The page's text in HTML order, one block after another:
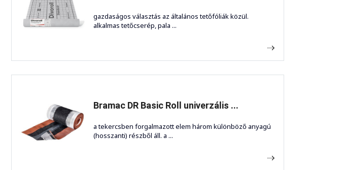
gazdaságos választás az általános tetőfóliák közül.
alkalmas tetőcserép, pala ...
Bramac DR Basic Roll univerzális ...
a tekercsben forgalmazott elem három különböző anyagú
(hosszanti) részből áll. a ...